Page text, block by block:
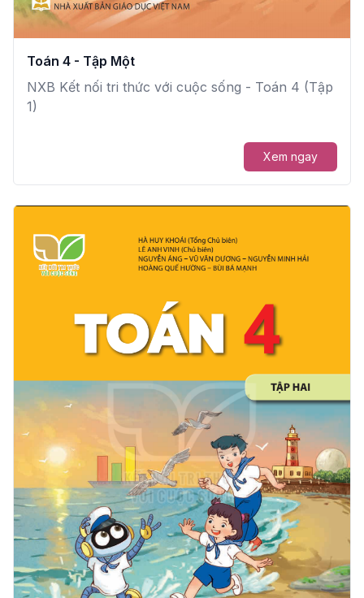
Toán 4 - Tập Một
NXB Kết nối tri thức với cuộc sống - Toán 4 (Tập
1)
Xem ngay